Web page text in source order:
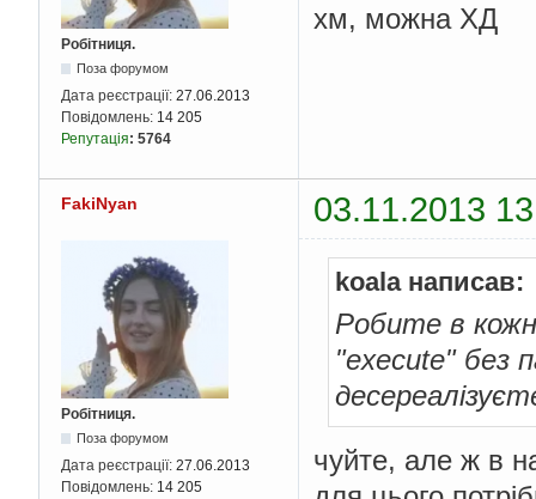
Робітниця.
Поза форумом
Дата реєстрації: 27.06.2013
Повідомлень: 14 205
Репутація: 5764
хм, можна ХД
FakiNyan 03.11.2013
Робітниця.
Поза форумом
Дата реєстрації: 27.06.2013
Повідомлень: 14 205
koala написав:
Робите в
"execute" без
чуйте, але ж в